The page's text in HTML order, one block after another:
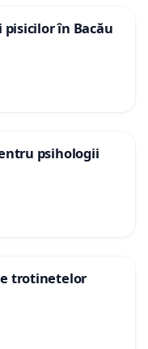
în Bacău
psihologii
trotinetelor